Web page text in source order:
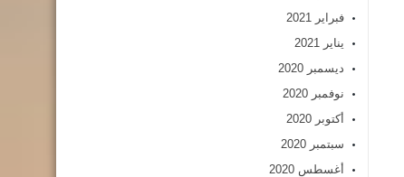
فبراير 2021
يناير 2021
ديسمبر 2020
نوفمبر 2020
أكتوبر 2020
سبتمبر 2020
أغسطس 2020